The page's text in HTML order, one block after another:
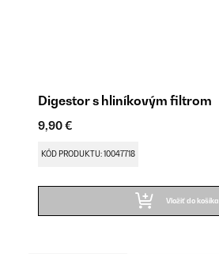
Digestor s hliníkovým filtrom
9,90 €
KÓD PRODUKTU: 10047718
Vložiť do košíka